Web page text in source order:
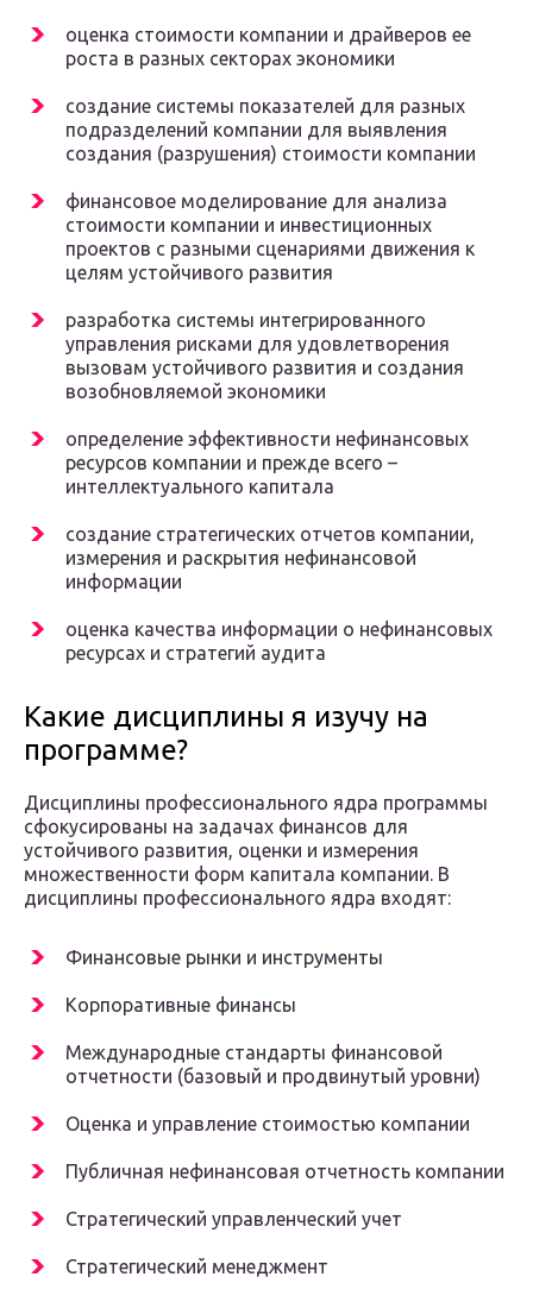
оценка стоимости компании и драйверов ее
роста в разных секторах экономики
создание системы показателей для разных
подразделений компании для выявления
создания (разрушения) стоимости компании
финансовое моделирование для анализа
стоимости компании и инвестиционных
проектов с разными сценариями движения к
целям устойчивого развития
разработка системы интегрированного
управления рисками для удовлетворения
вызовам устойчивого развития и создания
возобновляемой экономики
определение эффективности нефинансовых
ресурсов компании и прежде всего –
интеллектуального капитала
создание стратегических отчетов компании,
измерения и раскрытия нефинансовой
информации
оценка качества информации о нефинансовых
ресурсах и стратегий аудита
Какие дисциплины я изучу на
программе?
Дисциплины профессионального ядра программы
сфокусированы на задачах финансов для
устойчивого развития, оценки и измерения
множественности форм капитала компании. В
дисциплины профессионального ядра входят:
Финансовые рынки и инструменты
Корпоративные финансы
Международные стандарты финансовой
отчетности (базовый и продвинутый уровни)
Оценка и управление стоимостью компании
Публичная нефинансовая отчетность компании
Стратегический управленческий учет
Стратегический менеджмент